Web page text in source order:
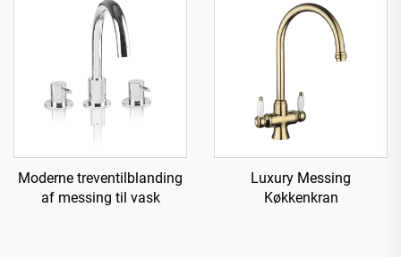
Moderne treventilblanding
af messing til vask
Luxury Messing
Køkkenkran